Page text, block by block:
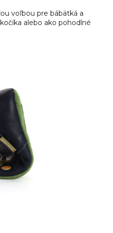
voľbou pre bábätká a
alebo ako pohodlné